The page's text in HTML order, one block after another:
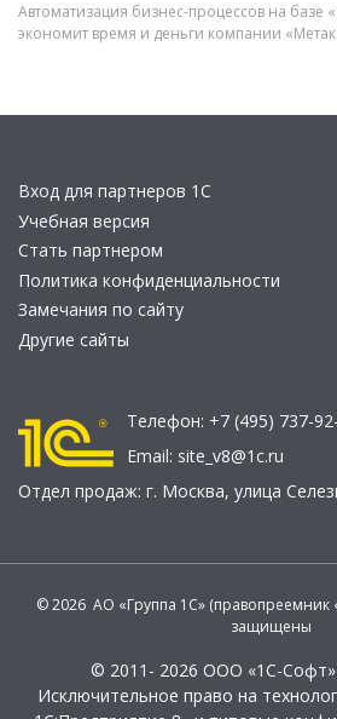
Автоматизация бизнес-процессов на базе
экономит время и деньги компании
Вход для партнеров 1С
Учебная версия
Стать партнером
Политика конфиденциальности
Замечания по сайту
Другие сайты
Телефон: +7 (495) 737-
Email: site_v8@1c.ru
Отдел продаж: г. Москва, улица
© 2026 АО «Группа 1С» (правопреемник
защищены
© 2011- 2026 ООО «1С-
Исключительное право на